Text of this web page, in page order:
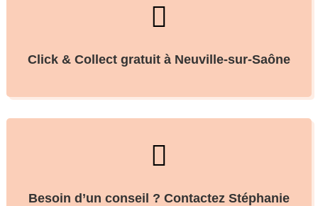

Click & Collect gratuit à Neuville-sur-Saône

Besoin d’un conseil ? Contactez Stéphanie